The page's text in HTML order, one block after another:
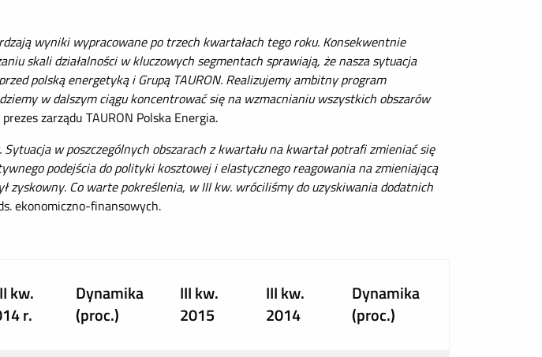
wyniki wypracowane po trzech kwartałach tego roku. Konsekwentnie
skali działalności w kluczowych segmentach sprawiają, że nasza sytuacja
polską energetyką i Grupą TAURON. Realizujemy ambitny program
w dalszym ciągu koncentrować się na wzmacnianiu wszystkich obszarów
prezes zarządu TAURON Polska Energia.
w poszczególnych obszarach z kwartału na kwartał potrafi zmieniać się
podejścia do polityki kosztowej i elastycznego reagowania na zmieniającą
zyskowny. Co warte pokreślenia, w III kw. wróciliśmy do uzyskiwania dodatnich
ekonomiczno-finansowych.
kw.
r.
Dynamika
(proc.)
III kw.
2015
III kw.
2014
Dynamika
(proc.)